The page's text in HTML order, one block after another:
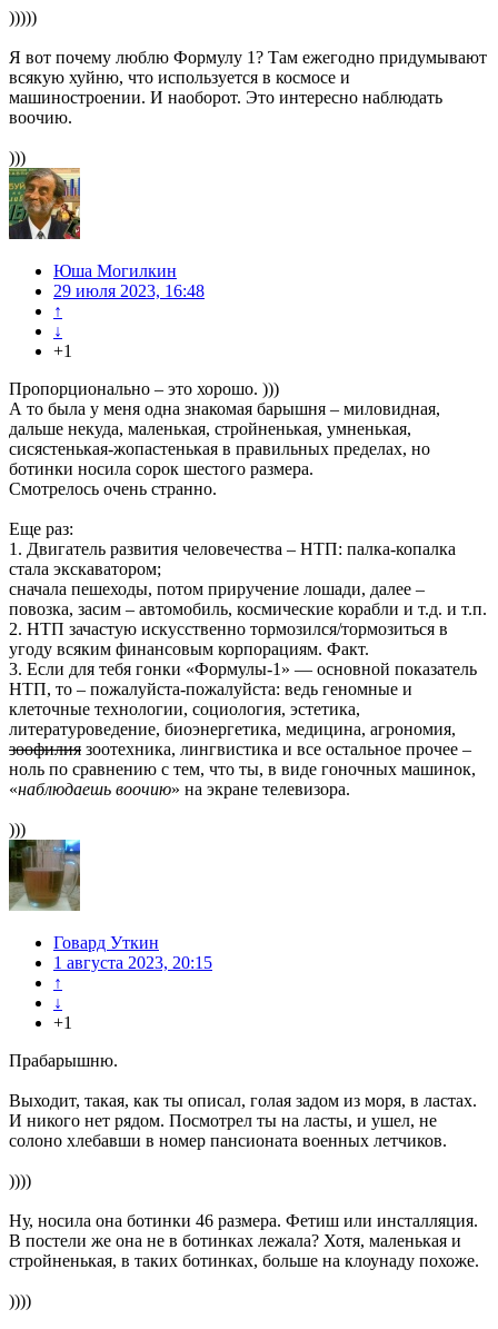
)))))
Я вот почему люблю Формулу 1? Там ежегодно придумывают
всякую хуйню, что используется в космосе и
машиностроении. И наоборот. Это интересно наблюдать
воочию.
)))
Юша Могилкин
29 июля 2023, 16:48
↑
↓
+1
Пропорционально – это хорошо. )))
А то была у меня одна знакомая барышня – миловидная,
дальше некуда, маленькая, стройненькая, умненькая,
сисястенькая-жопастенькая в правильных пределах, но
ботинки носила сорок шестого размера.
Смотрелось очень странно.
Еще раз:
1. Двигатель развития человечества – НТП: палка-копалка
стала экскаватором;
сначала пешеходы, потом приручение лошади, далее –
повозка, засим – автомобиль, космические корабли и т.д. и т.п.
2. НТП зачастую искусственно тормозился/тормозиться в
угоду всяким финансовым корпорациям. Факт.
3. Если для тебя гонки «Формулы-1» — основной показатель
НТП, то – пожалуйста-пожалуйста: ведь геномные и
клеточные технологии, социология, эстетика,
литературоведение, биоэнергетика, медицина, агрономия,
зоофилия зоотехника, лингвистика и все остальное прочее –
ноль по сравнению с тем, что ты, в виде гоночных машинок,
«наблюдаешь воочию» на экране телевизора.
)))
Говард Уткин
1 августа 2023, 20:15
↑
↓
+1
Прабарышню.
Выходит, такая, как ты описал, голая задом из моря, в ластах.
И никого нет рядом. Посмотрел ты на ласты, и ушел, не
солоно хлебавши в номер пансионата военных летчиков.
))))
Ну, носила она ботинки 46 размера. Фетиш или инсталляция.
В постели же она не в ботинках лежала? Хотя, маленькая и
стройненькая, в таких ботинках, больше на клоунаду похоже.
))))